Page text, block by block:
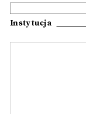
Instytucja